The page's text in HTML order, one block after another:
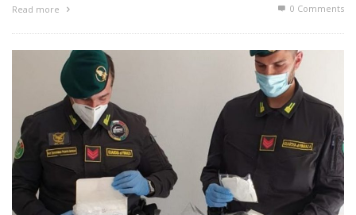
Read more 0 Comments